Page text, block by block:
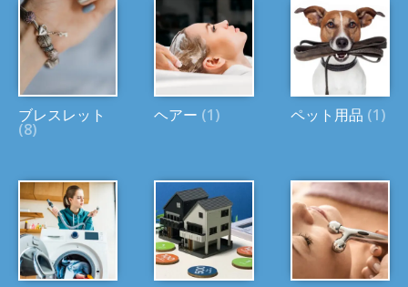
ブレスレット
(8)
ヘアー (1) ペット用品 (1)